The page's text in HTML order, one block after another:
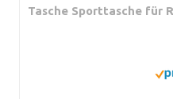
Tasche Sporttasche für